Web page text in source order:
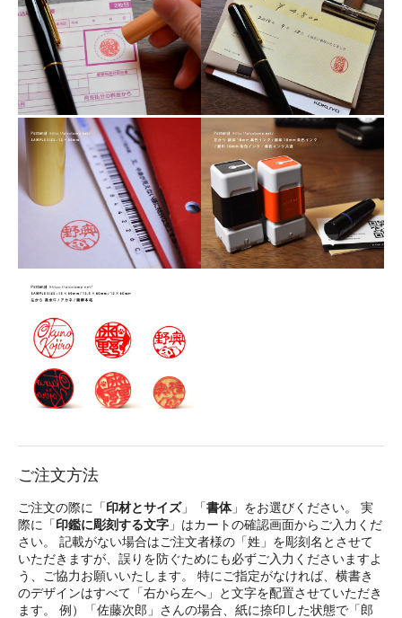
ご注文方法
ご注文の際に「印材とサイズ」「書体」をお選びください。 実
際に「印鑑に彫刻する文字 」はカートの確認画面からご入力くだ
さい。 記載がない場合はご注文者様の「姓」を彫刻名とさせて
いただきますが、誤りを防ぐためにも必ずご入力くださいますよ
う、ご協力お願いいたします。 特にご指定がなければ、横書き
のデザインはすべて「右から左へ」と文字を配置させていただき
ます。 例）「佐藤次郎」さんの場合、紙に捺印した状態で「郎